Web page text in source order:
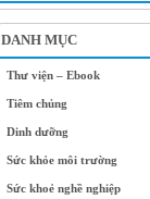
DANH MỤC
Thư viện – Ebook
Tiêm chủng
Dinh dưỡng
Sức khỏe môi trường
Sức khoẻ nghề nghiệp